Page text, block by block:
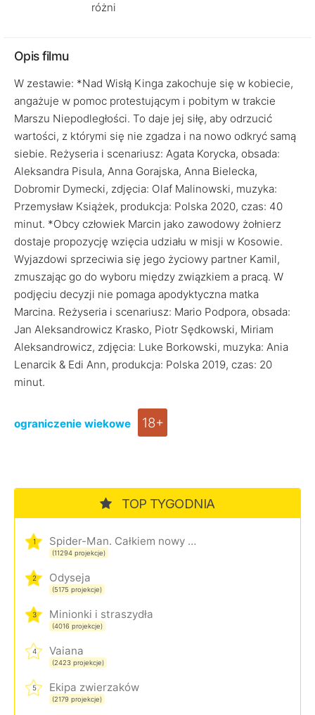
różni
Opis filmu
W zestawie: *Nad Wisłą Kinga zakochuje się w kobiecie,
angażuje w pomoc protestującym i pobitym w trakcie
Marszu Niepodległości. To daje jej siłę, aby odrzucić
wartości, z którymi się nie zgadza i na nowo odkryć samą
siebie. Reżyseria i scenariusz: Agata Korycka, obsada:
Aleksandra Pisula, Anna Gorajska, Anna Bielecka,
Dobromir Dymecki, zdjęcia: Olaf Malinowski, muzyka:
Przemysław Książek, produkcja: Polska 2020, czas: 40
minut. *Obcy człowiek Marcin jako zawodowy żołnierz
dostaje propozycję wzięcia udziału w misji w Kosowie.
Wyjazdowi sprzeciwia się jego życiowy partner Kamil,
zmuszając go do wyboru między związkiem a pracą. W
podjęciu decyzji nie pomaga apodyktyczna matka
Marcina. Reżyseria i scenariusz: Mario Podpora, obsada:
Jan Aleksandrowicz Krasko, Piotr Sędkowski, Miriam
Aleksandrowicz, zdjęcia: Luke Borkowski, muzyka: Ania
Lenarcik & Edi Ann, produkcja: Polska 2019, czas: 20
minut.
ograniczenie wiekowe 18+
TOP TYGODNIA
1 Spider-Man. Całkiem nowy dzień
(11294 projekcje)
2 Odyseja
(5175 projekcje)
3 Minionki i straszydła
(4016 projekcje)
4 Vaiana
(2423 projekcje)
5 Ekipa zwierzaków
(2179 projekcje)